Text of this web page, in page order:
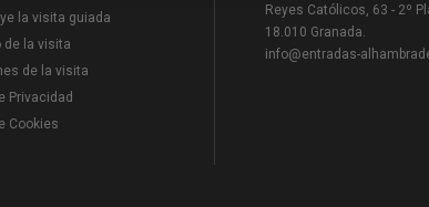
la visita guiada
de la visita
de la visita
Privacidad
Cookies
Reyes Católicos, 63 - 2º
18.010 Granada.
info@entradas-